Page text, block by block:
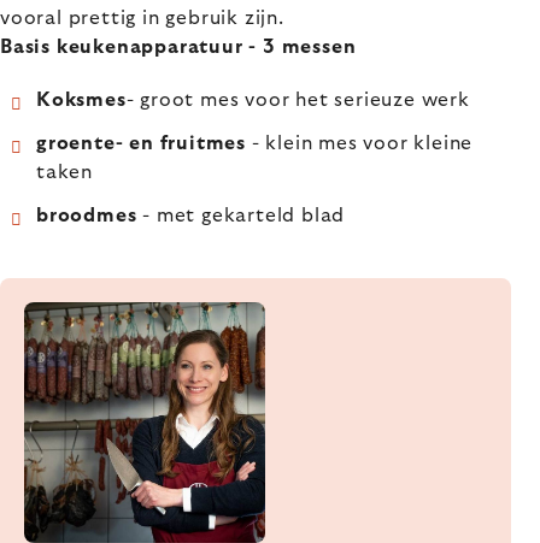
vooral prettig in gebruik zijn.
Basis keukenapparatuur - 3 messen
Koksmes- groot mes voor het serieuze werk
groente- en fruitmes - klein mes voor kleine
taken
broodmes - met gekarteld blad